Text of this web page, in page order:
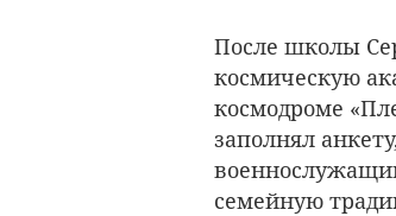
После школы
космическую
космодроме
заполнял
семейную